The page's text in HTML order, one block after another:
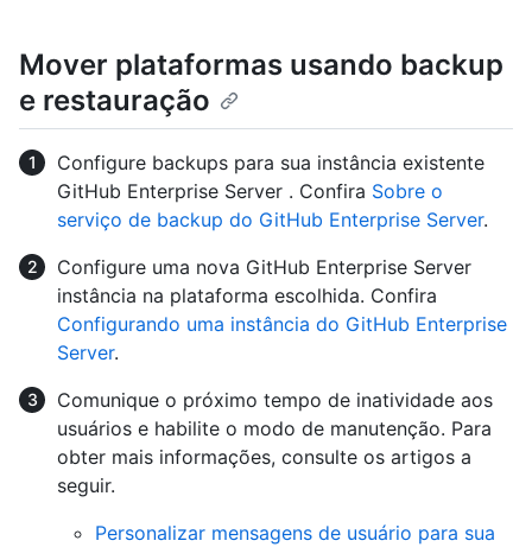
Mover plataformas usando backup
e restauração
Configure backups para sua instância existente
GitHub Enterprise Server . Confira Sobre o
serviço de backup do GitHub Enterprise Server.
Configure uma nova GitHub Enterprise Server
instância na plataforma escolhida. Confira
Configurando uma instância do GitHub Enterprise
Server.
Comunique o próximo tempo de inatividade aos
usuários e habilite o modo de manutenção. Para
obter mais informações, consulte os artigos a
seguir.
Personalizar mensagens de usuário para sua